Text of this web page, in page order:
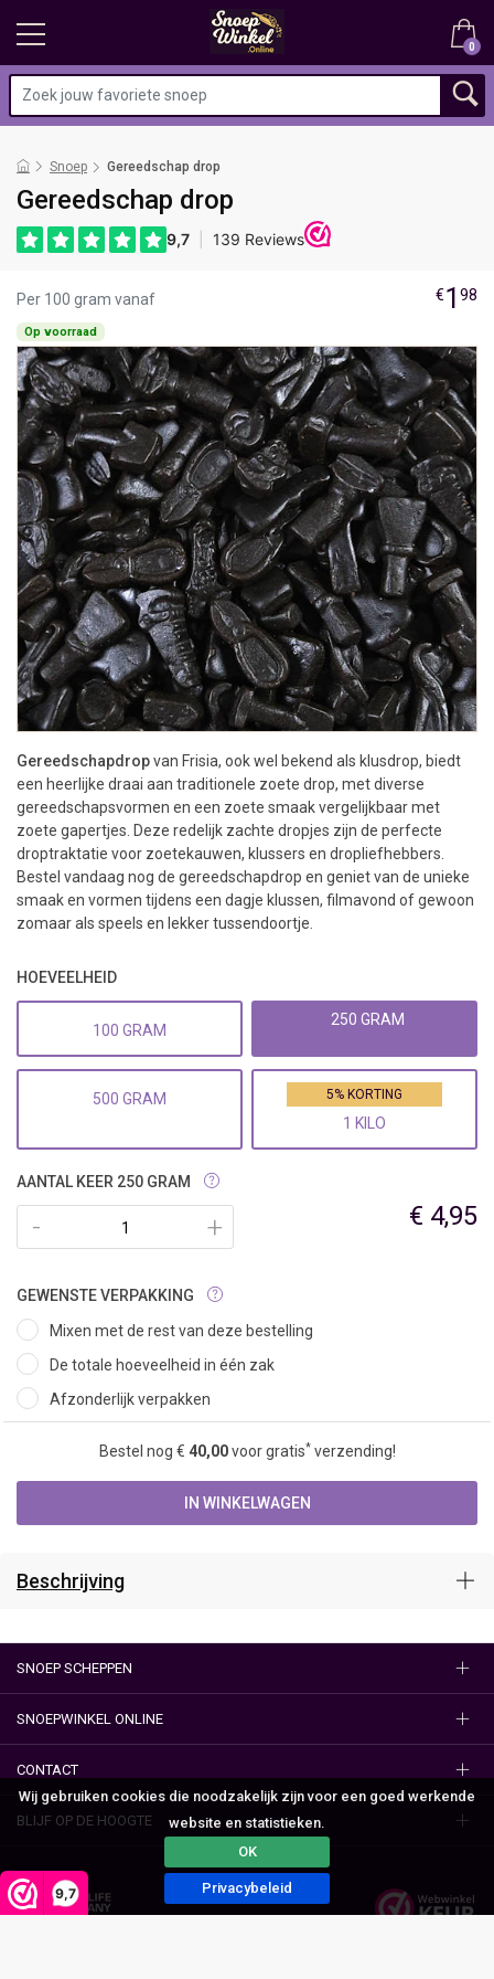
9,7
Wij gebruiken cookies die noodzakelijk zijn voor een goed werkende
website en statistieken.
OK
Privacybeleid
0
Snoep Gereedschap drop
Gereedschap drop
Per 100 gram vanaf €1 98
Op voorraad
Gereedschapdropvan Frisia, ook wel bekend als klusdrop, biedt
een heerlijke draai aan traditionele zoete drop, met diverse
gereedschapsvormen en een zoete smaak vergelijkbaar met
zoete gapertjes. Deze redelijk zachte dropjes zijn de perfecte
droptraktatie voor zoetekauwen, klussers en dropliefhebbers.
Bestel vandaag nog de gereedschapdrop en geniet van de unieke
smaak en vormen tijdens een dagje klussen, filmavond of gewoon
zomaar als speels en lekker tussendoortje.
HOEVEELHEID
100 GRAM
250 GRAM
500 GRAM 5% KORTING
1 KILO
AANTAL KEER 250 GRAM
+
- € 4,95
GEWENSTE VERPAKKING
Mixen met de rest van deze bestelling
De totale hoeveelheid in één zak
Afzonderlijk verpakken
Bestel nog € 40,00voor gratis*verzending!
IN WINKELWAGEN
Beschrijving
SNOEP SCHEPPEN
SNOEPWINKEL ONLINE
CONTACT
BLIJF OP DE HOOGTE